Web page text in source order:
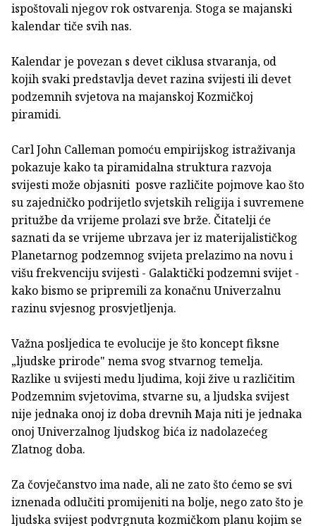
ispoštovali njegov rok ostvarenja. Stoga se majanski
kalendar tiče svih nas.
Kalendar je povezan s devet ciklusa stvaranja, od
kojih svaki predstavlja devet razina svijesti ili devet
podzemnih svjetova na majanskoj Kozmičkoj
piramidi.
Carl John Calleman pomoću empirijskog istraživanja
pokazuje kako ta piramidalna struktura razvoja
svijesti može objasniti posve različite pojmove kao što
su zajedničko podrijetlo svjetskih religija i suvremene
pritužbe da vrijeme prolazi sve brže. Čitatelji će
saznati da se vrijeme ubrzava jer iz materijalističkog
Planetarnog podzemnog svijeta prelazimo na novu i
višu frekvenciju svijesti - Galaktički podzemni svijet -
kako bismo se pripremili za konačnu Univerzalnu
razinu svjesnog prosvjetljenja.
Važna posljedica te evolucije je što koncept fiksne
„ljudske prirode" nema svog stvarnog temelja.
Razlike u svijesti medu ljudima, koji žive u različitim
Podzemnim svjetovima, stvarne su, a ljudska svijest
nije jednaka onoj iz doba dre­vnih Maja niti je jednaka
onoj Univerzalnog ljudskog bića iz nadola­zećeg
Zlatnog doba.
Za čovječanstvo ima nade, ali ne zato što ćemo se svi
iznenada odlučiti promijeniti na bolje, nego zato što je
ljudska svijest podvrgnuta kozmičkom planu kojim se